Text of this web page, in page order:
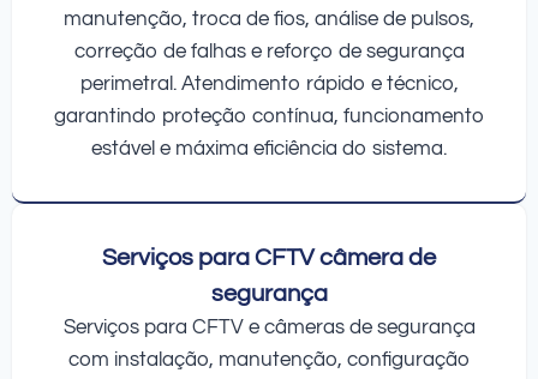
manutenção, troca de fios, análise de pulsos,
correção de falhas e reforço de segurança
perimetral. Atendimento rápido e técnico,
garantindo proteção contínua, funcionamento
estável e máxima eficiência do sistema.
Serviços para CFTV câmera de
segurança
Serviços para CFTV e câmeras de segurança
com instalação, manutenção, configuração